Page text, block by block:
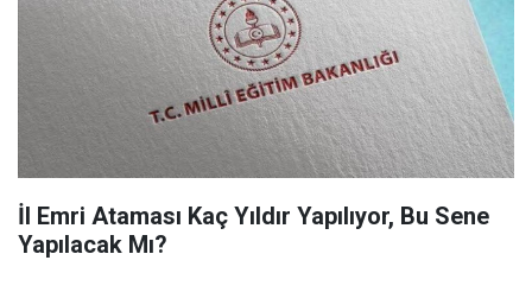
İl Emri Ataması Kaç Yıldır Yapılıyor, Bu Sene
Yapılacak Mı?